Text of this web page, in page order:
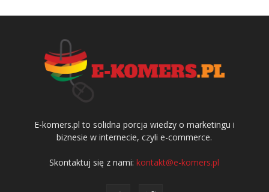
E-komers.pl to solidna porcja wiedzy o marketingu i
biznesie w internecie, czyli e-commerce.
Skontaktuj się z nami:kontakt@e-komers.pl